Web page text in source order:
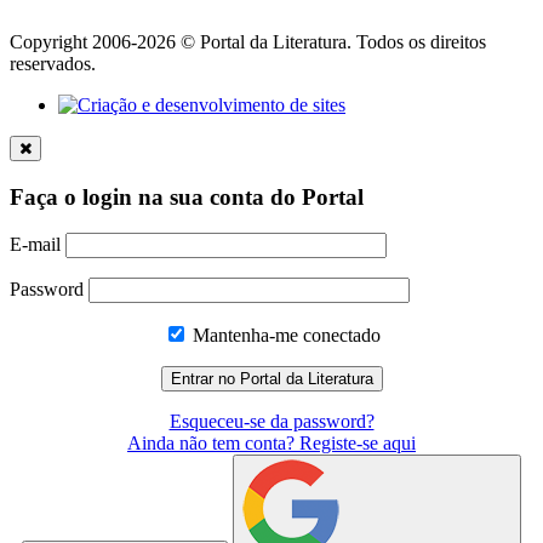
Copyright 2006-2026 © Portal da Literatura. Todos os direitos
reservados.
Faça o login na sua conta do Portal
E-mail
Password
Mantenha-me conectado
Esqueceu-se da password?
Ainda não tem conta? Registe-se aqui